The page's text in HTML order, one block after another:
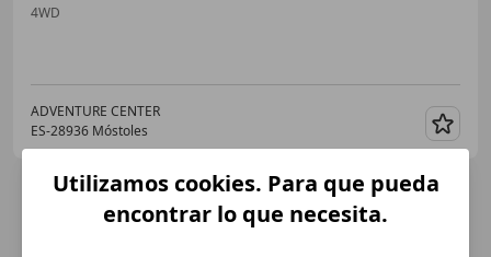
4WD
ADVENTURE CENTER
ES-28936 Móstoles
Utilizamos cookies. Para que pueda
encontrar lo que necesita.